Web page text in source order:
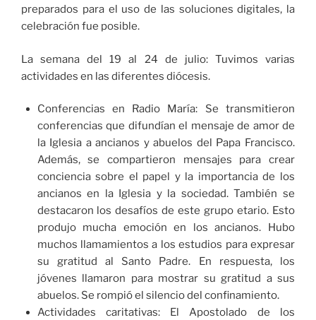
preparados para el uso de las soluciones digitales, la
celebración fue posible.
La semana del 19 al 24 de julio: Tuvimos varias
actividades en las diferentes diócesis.
Conferencias en Radio María: Se transmitieron
conferencias que difundían el mensaje de amor de
la Iglesia a ancianos y abuelos del Papa Francisco.
Además, se compartieron mensajes para crear
conciencia sobre el papel y la importancia de los
ancianos en la Iglesia y la sociedad. También se
destacaron los desafíos de este grupo etario. Esto
produjo mucha emoción en los ancianos. Hubo
muchos llamamientos a los estudios para expresar
su gratitud al Santo Padre. En respuesta, los
jóvenes llamaron para mostrar su gratitud a sus
abuelos. Se rompió el silencio del confinamiento.
Actividades caritativas: El Apostolado de los